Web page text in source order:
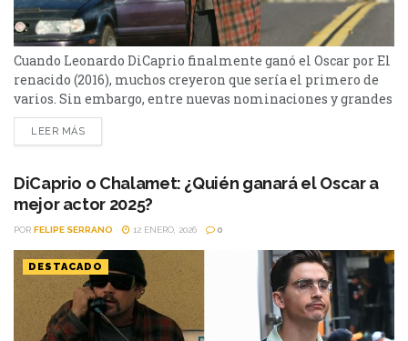
Cuando Leonardo DiCaprio finalmente ganó el Oscar por El
renacido (2016), muchos creyeron que sería el primero de
varios. Sin embargo, entre nuevas nominaciones y grandes
actuaciones, nunca volvió a llevarse la estatuilla… hasta
ahora. Con One Battle After Another, DiCaprio está otra vez
posibilidades merecen un análisis cuidadoso....
LEER MÁS
DiCaprio o Chalamet: ¿Quién ganará el Oscar a
mejor actor 2025?
POR FELIPE SERRANO 12 ENERO, 2026 0
DESTACADO